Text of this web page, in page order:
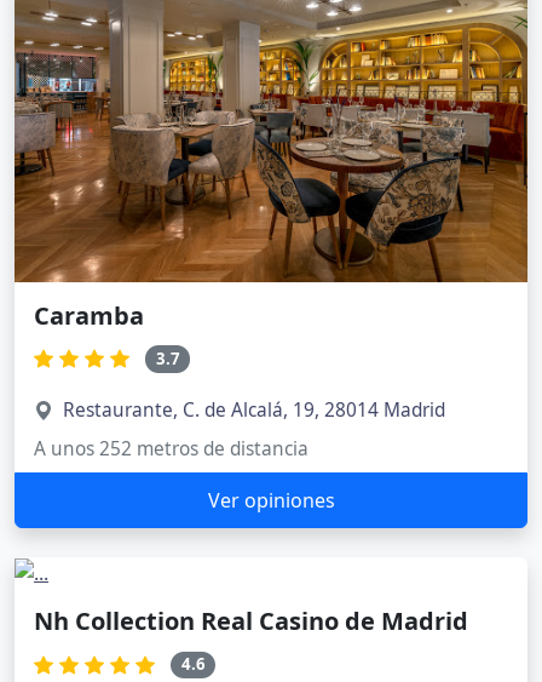
Caramba
3.7
Restaurante, C. de Alcalá, 19, 28014 Madrid
A unos 252 metros de distancia
Ver opiniones
Nh Collection Real Casino de Madrid
4.6